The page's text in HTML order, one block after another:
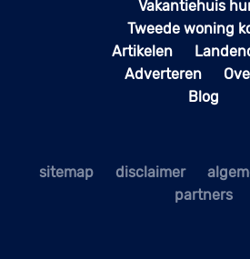
Vakantiehuis
Tweede woning
Artikelen
Adverteren
Blog
sitemap disclaimer
partners